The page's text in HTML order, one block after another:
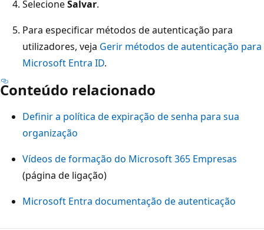
SelecioneSalvar.
Para especificar métodos de autenticação para
utilizadores, veja Gerir métodos de autenticação para
Microsoft Entra ID.
Conteúdo relacionado
Definir a política de expiração de senha para sua
organização
Vídeos de formação do Microsoft 365 Empresas
(página de ligação)
Microsoft Entra documentação de autenticação